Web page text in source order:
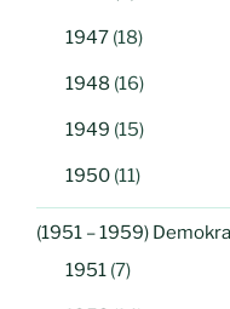
1947 (18)
1948 (16)
1949 (15)
1950 (11)
(1951 – 1959)
1951 (7)